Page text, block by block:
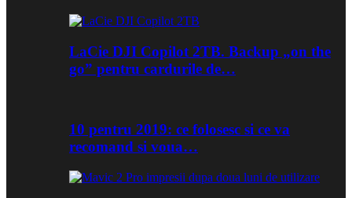
LaCie DJI Copilot 2TB. Backup „on the
go” pentru cardurile de…
10 pentru 2019: ce folosesc si ce va
recomand si voua…